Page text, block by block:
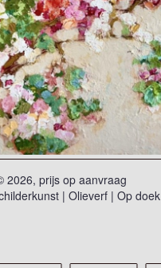
2026, prijs op aanvraag
| Olieverf | Op doek